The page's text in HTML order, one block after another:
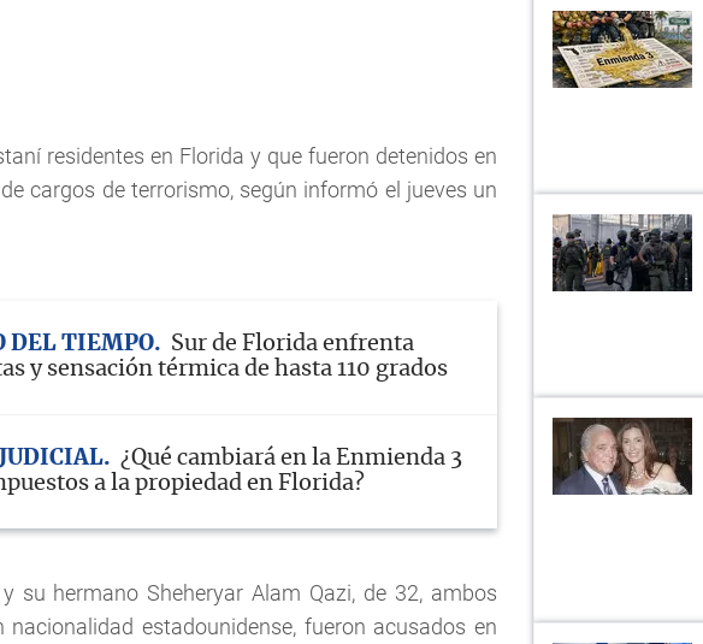
residentes en Florida y que fueron detenidos en
cargos de terrorismo, según informó el jueves un
DEL TIEMPO
Sur de Florida enfrenta
y sensación térmica de hasta 110 grados
¿Qué cambiará en la Enmienda 3
a la propiedad en Florida?
su hermano Sheheryar Alam Qazi, de 32, ambos
estadounidense, fueron acusados en